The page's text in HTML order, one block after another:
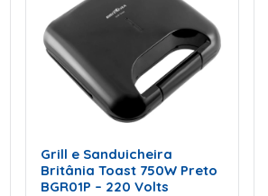
ADICIONAR AO
CARRINHO
Grill e Sanduicheira
Britânia Toast 750W Preto
BGR01P – 220 Volts